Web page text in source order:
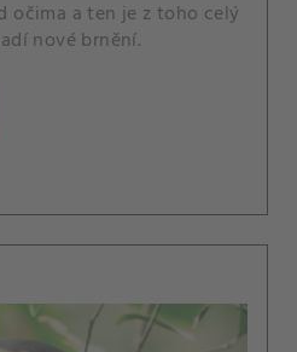
očima a ten je z toho celý
nové brnění.